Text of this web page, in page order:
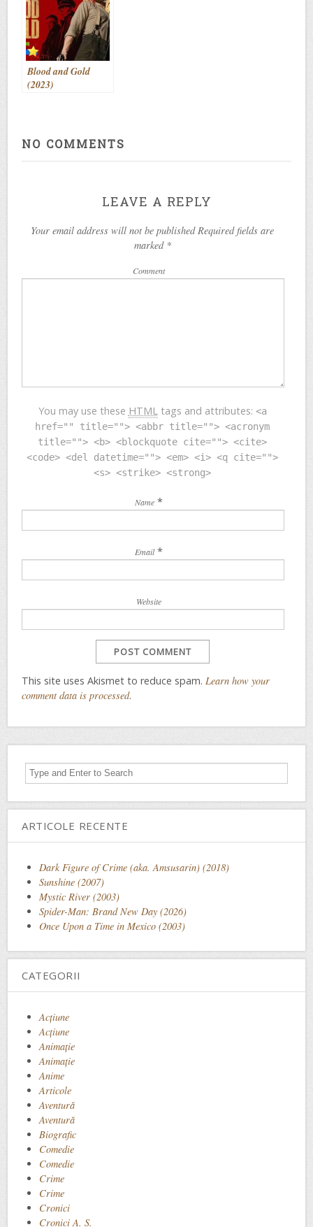
Blood and Gold
(2023)
NO COMMENTS
LEAVE A REPLY
Your email address will not be published Required fields are
marked *
Comment
You may use these HTMLtags and attributes: <a
href="" title=""> <abbr title=""> <acronym
title=""> <b> <blockquote cite=""> <cite>
<code> <del datetime=""> <em> <i> <q cite="">
<s> <strike> <strong>
Name *
Email *
Website
This site uses Akismet to reduce spam. Learn how your
comment data is processed.
ARTICOLE RECENTE
Dark Figure of Crime (aka. Amsusarin) (2018)
Sunshine (2007)
Mystic River (2003)
Spider-Man: Brand New Day (2026)
Once Upon a Time in Mexico (2003)
CATEGORII
Acţiune
Acțiune
Animaţie
Animație
Anime
Articole
Aventură
Aventură
Biografic
Comedie
Comedie
Crime
Crime
Cronici
Cronici A. S.